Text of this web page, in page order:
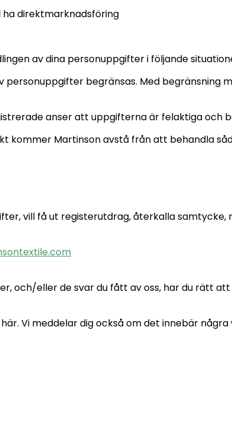
direktmarknadsföring
av dina personuppgifter i följande
personuppgifter begränsas. Med
anser att uppgifterna är felaktiga och
kommer Martinson avstå från att behandla
vill få ut registerutdrag, återkalla
och/eller de svar du fått av oss, har du rätt
Vi meddelar dig också om det innebär